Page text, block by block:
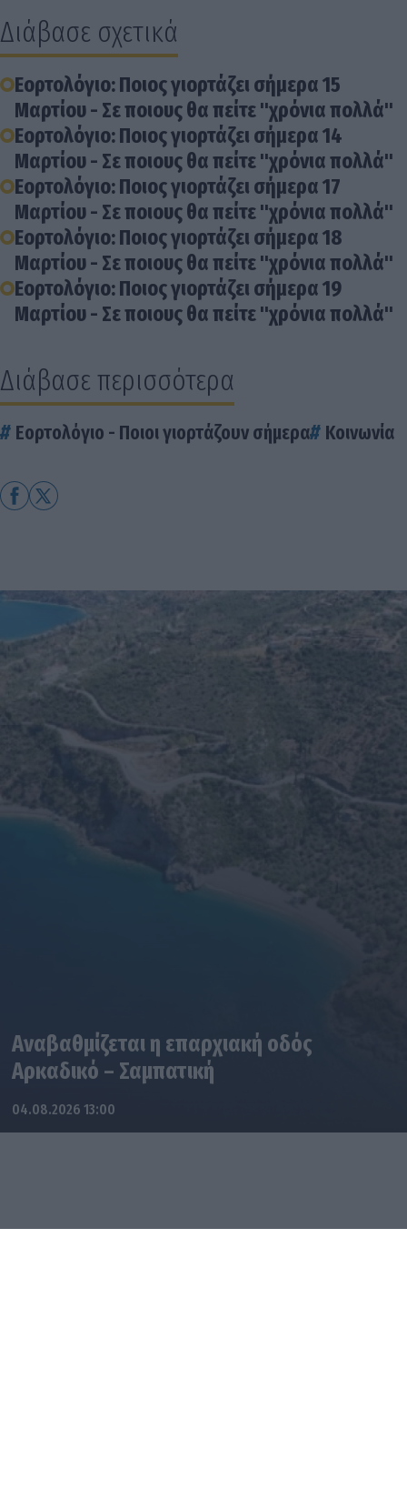
Διάβασε σχετικά
Εορτολόγιο: Ποιος γιορτάζει σήμερα 15
Μαρτίου - Σε ποιους θα πείτε "χρόνια πολλά"
Εορτολόγιο: Ποιος γιορτάζει σήμερα 14
Μαρτίου - Σε ποιους θα πείτε "χρόνια πολλά"
Εορτολόγιο: Ποιος γιορτάζει σήμερα 17
Μαρτίου - Σε ποιους θα πείτε "χρόνια πολλά"
Εορτολόγιο: Ποιος γιορτάζει σήμερα 18
Μαρτίου - Σε ποιους θα πείτε "χρόνια πολλά"
Εορτολόγιο: Ποιος γιορτάζει σήμερα 19
Μαρτίου - Σε ποιους θα πείτε "χρόνια πολλά"
Διάβασε περισσότερα
Εορτολόγιο - Ποιοι γιορτάζουν σήμερα Κοινωνία
Αναβαθμίζεται η επαρχιακή οδός
Αρκαδικό – Σαμπατική
04.08.2026 13:00